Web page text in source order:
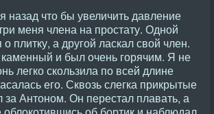
назад что бы увеличить давление
меня члена на простату. Одной
плитку, а другой ласкал свой член.
и был очень горячим. Я не
легко скользила по всей длине
его. Сквозь слегка прикрытые
за Антоном. Он перестал плавать, а